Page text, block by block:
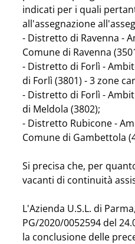
indicati per i quali
all'assegnazione
- Distretto di Ravenna -
Comune di Ravenna
- Distretto di Forlì -
di Forlì (3801) - 3 zone
- Distretto di Forlì -
di Meldola (3802);
- Distretto Rubicone -
Comune di Gambettola
Si precisa che, per
vacanti di continuità
L'Azienda U.S.L. di
PG/2020/0052594 del
la conclusione delle